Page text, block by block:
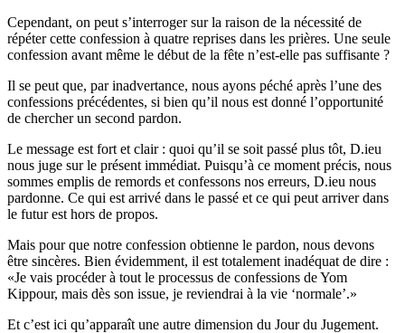
Cependant, on peut s’interroger sur la raison de la nécessité de
répéter cette confession à quatre reprises dans les prières. Une seule
confession avant même le début de la fête n’est-elle pas suffisante ?
Il se peut que, par inadvertance, nous ayons péché après l’une des
confessions précédentes, si bien qu’il nous est donné l’opportunité
de chercher un second pardon.
Le message est fort et clair : quoi qu’il se soit passé plus tôt, D.ieu
nous juge sur le présent immédiat. Puisqu’à ce moment précis, nous
sommes emplis de remords et confessons nos erreurs, D.ieu nous
pardonne. Ce qui est arrivé dans le passé et ce qui peut arriver dans
le futur est hors de propos.
Mais pour que notre confession obtienne le pardon, nous devons
être sincères. Bien évidemment, il est totalement inadéquat de dire :
«Je vais procéder à tout le processus de confessions de Yom
Kippour, mais dès son issue, je reviendrai à la vie ‘normale’.»
Et c’est ici qu’apparaît une autre dimension du Jour du Jugement.